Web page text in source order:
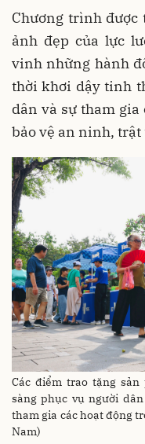
Chương trình
ảnh đẹp của lực
vinh những hành
thời khơi dậy tinh
dân và sự tham gia
bảo vệ an ninh, trật
Các điểm trao tặng
sàng phục vụ người
tham gia các hoạt động
Nam)